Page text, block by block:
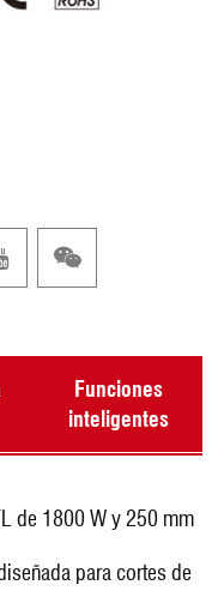
Funciones
inteligentes
de 1800 W y 250 mm
para cortes de